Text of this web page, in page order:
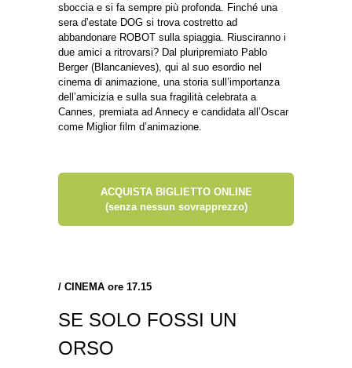
sboccia e si fa sempre più profonda. Finché una
sera d’estate DOG si trova costretto ad
abbandonare ROBOT sulla spiaggia. Riusciranno i
due amici a ritrovarsi? Dal pluripremiato Pablo
Berger (Blancanieves), qui al suo esordio nel
cinema di animazione, una storia sull’importanza
dell’amicizia e sulla sua fragilità celebrata a
Cannes, premiata ad Annecy e candidata all’Oscar
come Miglior film d’animazione.
ACQUISTA BIGLIETTO ONLINE
(senza nessun sovrapprezzo)
/ CINEMA ore 17.15
SE SOLO FOSSI UN
ORSO